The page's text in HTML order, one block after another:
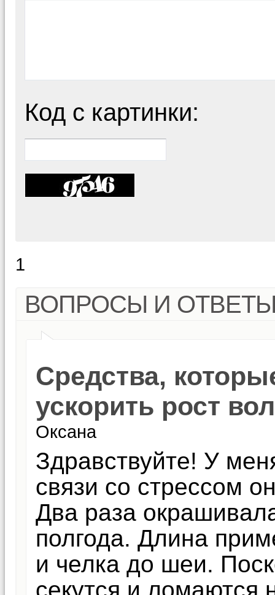
Код с картинки:
1
ВОПРОСЫ И
Средства,
ускорить рост
Оксана
Здравствуйте! У
связи со стрессом
Два раза
полгода. Длина
и челка до шеи.
секутся и ломаются